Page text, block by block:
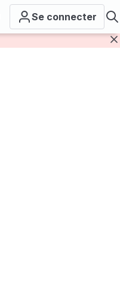
Se connecter